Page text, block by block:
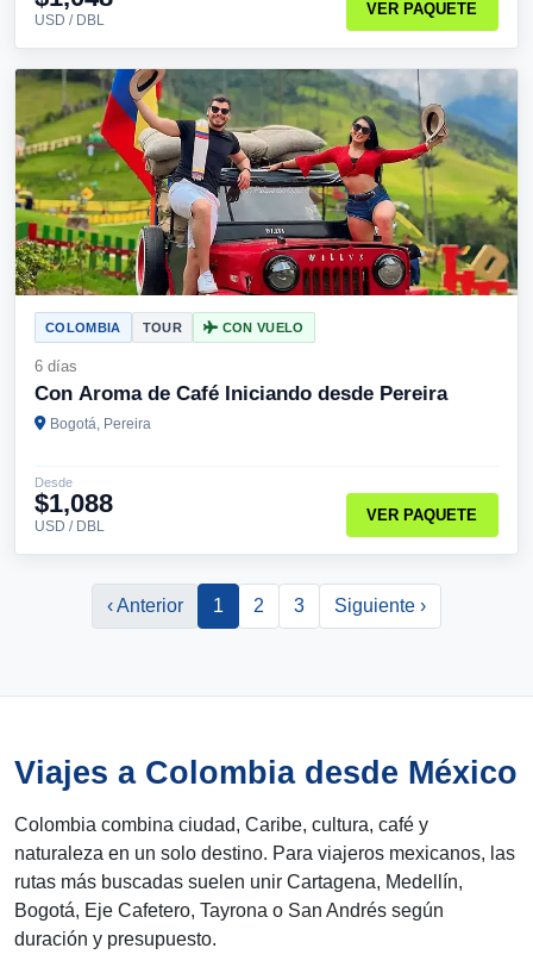
USD / DBL
VER PAQUETE
COLOMBIA TOUR CON VUELO
6 días
Con Aroma de Café Iniciando desde Pereira
Bogotá, Pereira
Desde
$1,088
USD / DBL
VER PAQUETE
‹ Anterior 1 2 3 Siguiente ›
Viajes a Colombia desde México
Colombia combina ciudad, Caribe, cultura, café y
naturaleza en un solo destino. Para viajeros mexicanos, las
rutas más buscadas suelen unir Cartagena, Medellín,
Bogotá, Eje Cafetero, Tayrona o San Andrés según
duración y presupuesto.